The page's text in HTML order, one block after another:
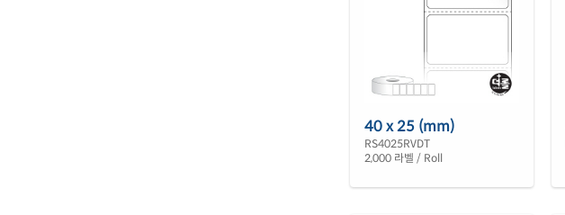
40 x 25 (mm)
RS4025RVDT
2,000 라벨 / Roll